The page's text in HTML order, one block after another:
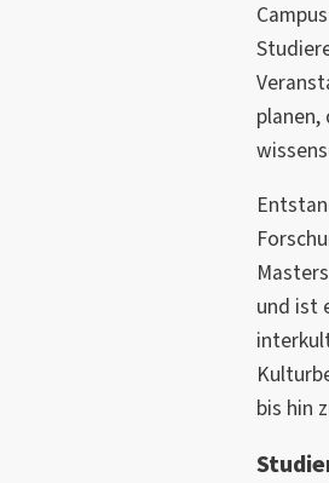
und ist
bis hin